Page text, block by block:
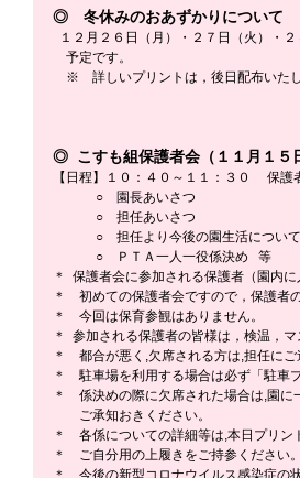
◎　冬休みのおあずかりについて
１２月２６日（月）・２７日（火）・
予定です。
※　詳しいプリントは，後日配布いたし
◎  こすも組保護者会（１１月１５
【日程】１０：４０～１１：３０     保護
○　園長あいさつ
○　担任あいさつ
○　担任より今後の園生活について
○　ＰＴＡ一人一役係決め   等
＊  保護者会に参加される保護者（園内
＊　初めての保護者会ですので，保護者
＊　今回は保育参観はありません。
＊  参加される保護者の皆様は，検温，
＊　都合が悪く,欠席される方は,担任にご
＊　駐車場を利用する場合は必ず「駐車
＊　係決めの際に欠席された場合は,園
ご承知おきください。
＊　各係についての詳細等は,本日プリン
＊　ご自分用の上履きをご持参ください。
＊　今後の新型コロナウイルス感染症の